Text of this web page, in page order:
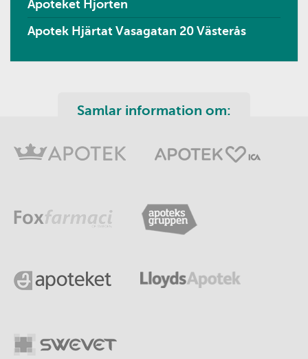
Apoteket Hjorten
Apotek Hjärtat Vasagatan 20 Västerås
Samlar information om: